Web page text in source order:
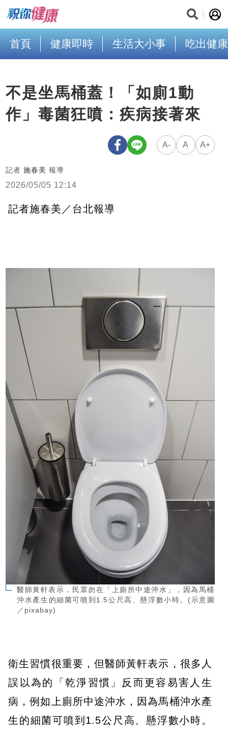
首頁 健康即時 生活大小事 吃出健康
不是坐馬桶蓋！「如廁1動
作」毒菌狂噴：疾病接著來
A- A A+
記者 施春美 報導
2026/05/05 12:14
記者施春美／台北報導
醫師黃軒表示，民眾勿在「上廁所中途沖水」，因為馬桶
沖水產生的細菌可噴到1.5公尺高、懸浮數小時。(示意圖
／pixabay)
衛生習慣很重要，但醫師黃軒表示，很多人
誤以為的「乾淨習慣」反而更容易害人生
病，例如上廁所中途沖水，因為馬桶沖水產
生的細菌可噴到1.5公尺高、懸浮數小時。